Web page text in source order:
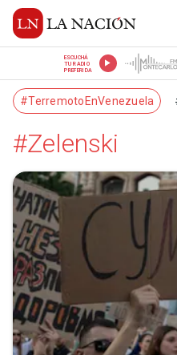
ESCUCHÁ
TU RADIO
PREFERIDA
#TerremotoEnVenezuela
#Zelenski